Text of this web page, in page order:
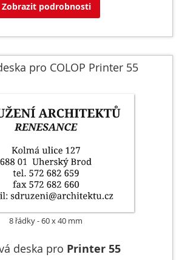
Zobrazit podrobnosti
pro COLOP Printer 55
8 řádky 60 x 40 mm
deska pro Printer 55